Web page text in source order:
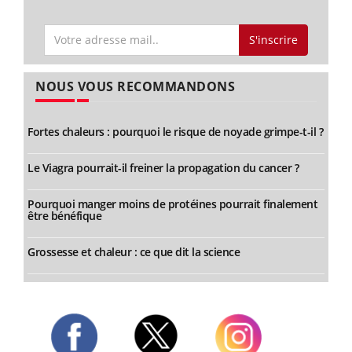
S'inscrire
NOUS VOUS RECOMMANDONS
Fortes chaleurs : pourquoi le risque de noyade grimpe-t-il ?
Le Viagra pourrait-il freiner la propagation du cancer ?
Pourquoi manger moins de protéines pourrait finalement
être bénéfique
Grossesse et chaleur : ce que dit la science